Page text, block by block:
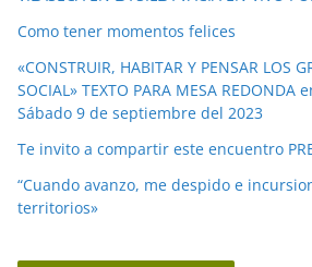
Como tener momentos felices
«CONSTRUIR, HABITAR Y PENSAR LOS
SOCIAL» TEXTO PARA MESA REDONDA
Sábado 9 de septiembre del 2023
Te invito a compartir este encuentro
“Cuando avanzo, me despido e
territorios»